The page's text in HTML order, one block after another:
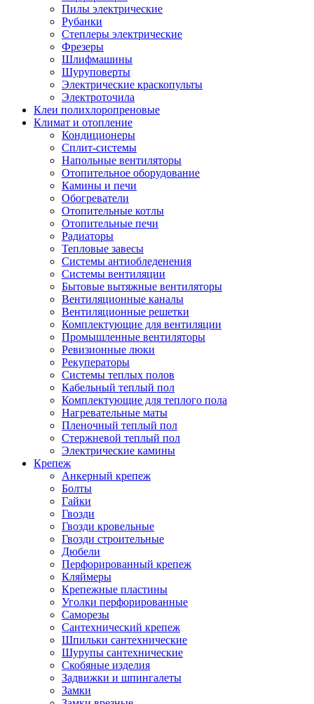
Пилы электрические
Рубанки
Степлеры электрические
Фрезеры
Шлифмашины
Шуруповерты
Электрические краскопульты
Электроточила
Клеи полихлоропреновые
Климат и отопление
Кондиционеры
Сплит-системы
Напольные вентиляторы
Отопительное оборудование
Камины и печи
Обогреватели
Отопительные котлы
Отопительные печи
Радиаторы
Тепловые завесы
Системы антиобледенения
Системы вентиляции
Бытовые вытяжные вентиляторы
Вентиляционные каналы
Вентиляционные решетки
Комплектующие для вентиляции
Промышленные вентиляторы
Ревизионные люки
Рекуператоры
Системы теплых полов
Кабельный теплый пол
Комплектующие для теплого пола
Нагревательные маты
Пленочный теплый пол
Стержневой теплый пол
Электрические камины
Крепеж
Анкерный крепеж
Болты
Гайки
Гвозди
Гвозди кровельные
Гвозди строительные
Дюбели
Перфорированный крепеж
Кляймеры
Крепежные пластины
Уголки перфорированные
Саморезы
Сантехнический крепеж
Шпильки сантехнические
Шурупы сантехнические
Скобяные изделия
Задвижки и шпингалеты
Замки